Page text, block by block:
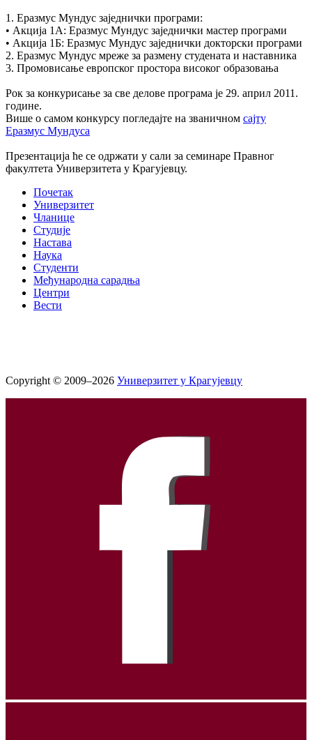
1. Еразмус Мундус заједнички програми:
• Акција 1А: Еразмус Мундус заједнички мастер програми
• Акција 1Б: Еразмус Мундус заједнички докторски програми
2. Еразмус Мундус мреже за размену студената и наставника
3. Промовисање европског простора високог образовања
Рок за конкурисање за све делове програма је 29. април 2011.
године.
Више о самом конкурсу погледајте на званичном сајту
Еразмус Мундуса
Презентација ће се одржати у сали за семинаре Правног
факултета Универзитета у Крагујевцу.
Почетак
Универзитет
Чланице
Студије
Настава
Наука
Студенти
Међународна сарадња
Центри
Вести
Copyright © 2009–2026 Универзитет у Крагујевцу